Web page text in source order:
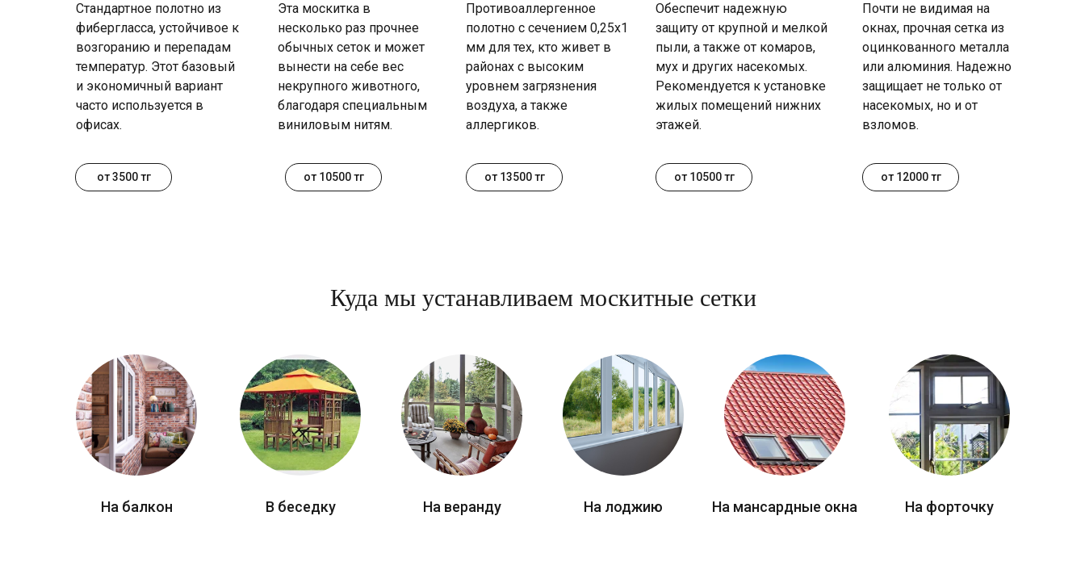
Стандартное полотно из
фибергласса, устойчивое к
возгоранию и перепадам
температур. Этот базовый
и экономичный вариант
часто используется в
офисах.
Эта москитка в
несколько раз прочнее
обычных сеток и может
вынести на себе вес
некрупного животного,
благодаря специальным
виниловым нитям.
Противоаллергенное
полотно с сечением 0,25х1
мм для тех, кто живет в
районах с высоким
уровнем загрязнения
воздуха, а также
аллергиков.
Обеспечит надежную
защиту от крупной и мелкой
пыли, а также от комаров,
мух и других насекомых.
Рекомендуется к установке
жилых помещений нижних
этажей.
Почти не видимая на
окнах, прочная сетка из
оцинкованного металла
или алюминия. Надежно
защищает не только от
насекомых, но и от
взломов.
от 3500 тг от 10500 тг от 13500 тг от 10500 тг от 12000 тг
Куда мы устанавливаем москитные сетки
На балкон В беседку На веранду На лоджию На мансардные окна На форточку